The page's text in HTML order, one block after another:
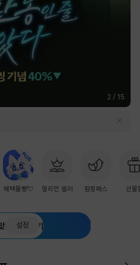
2 / 15
혜택몰빵💘 밀리언 셀러 점핑패스 선물
춤 추천 받기
설정